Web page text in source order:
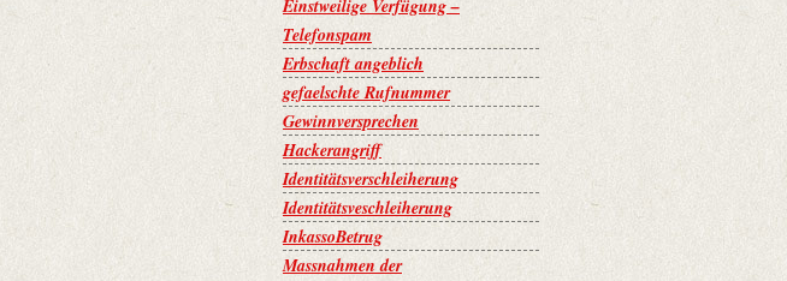
Einstweilige Verfügung –
Telefonspam
Erbschaft angeblich
gefaelschte Rufnummer
Gewinnversprechen
Hackerangriff
Identitätsverschleiherung
Identitätsveschleiherung
InkassoBetrug
Massnahmen der